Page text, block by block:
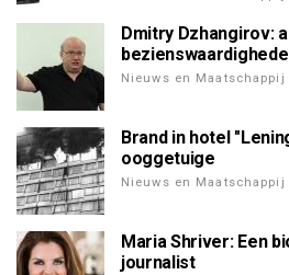
Dmitry Dzhangirov:
Nieuws en Maatschappij
Brand in hotel
ooggetuige
Nieuws en Maatschappij
Maria Shriver: Een
journalist